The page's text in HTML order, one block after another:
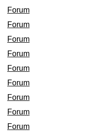
Forum
Forum
Forum
Forum
Forum
Forum
Forum
Forum
Forum